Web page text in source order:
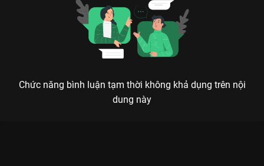
Chức năng bình luận tạm thời không khả dụng trên nội
dung này